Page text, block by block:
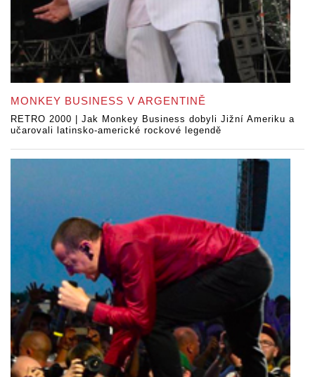
MONKEY BUSINESS V ARGENTINĚ
RETRO 2000 | Jak Monkey Business dobyli Jižní Ameriku a
učarovali latinsko-americké rockové legendě